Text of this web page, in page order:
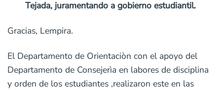
Tejada, juramentando a gobierno estudiantil.
Gracias, Lempira.
El Departamento de Orientaciòn con el apoyo del
Departamento de Consejerìa en labores de disciplina
y orden de los estudiantes ,realizaron este en las